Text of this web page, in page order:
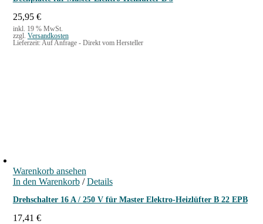
25,95 €
inkl. 19 % MwSt.
zzgl. Versandkosten
Lieferzeit:Auf Anfrage - Direkt vom Hersteller
Warenkorb ansehen
In den Warenkorb / Details
Drehschalter 16 A / 250 V für Master Elektro-Heizlüfter B 22 EPB
17,41 €